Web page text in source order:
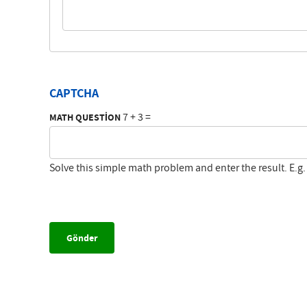
CAPTCHA
MATH QUESTION7 + 3 =
Solve this simple math problem and enter the result. E.g.